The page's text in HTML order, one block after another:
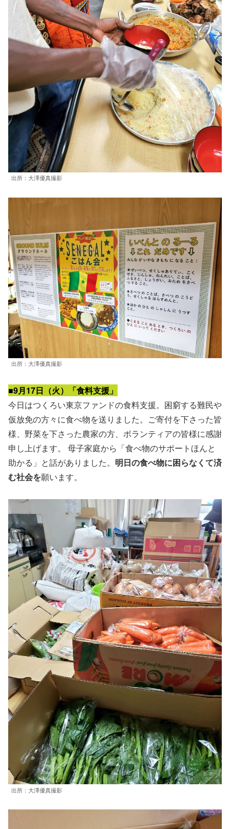
出所：大澤優真撮影
出所：大澤優真撮影
■9月17日（火）「食料支援」
今日はつくろい東京ファンドの食料支援。困窮する難民や
仮放免の方々に食べ物を送りました。ご寄付を下さった皆
様、野菜を下さった農家の方、ボランティアの皆様に感謝
申し上げます。 母子家庭から「食べ物のサポートほんと
助かる」と話がありました。 明日の食べ物に困らなくて済
む社会を願います。
出所：大澤優真撮影